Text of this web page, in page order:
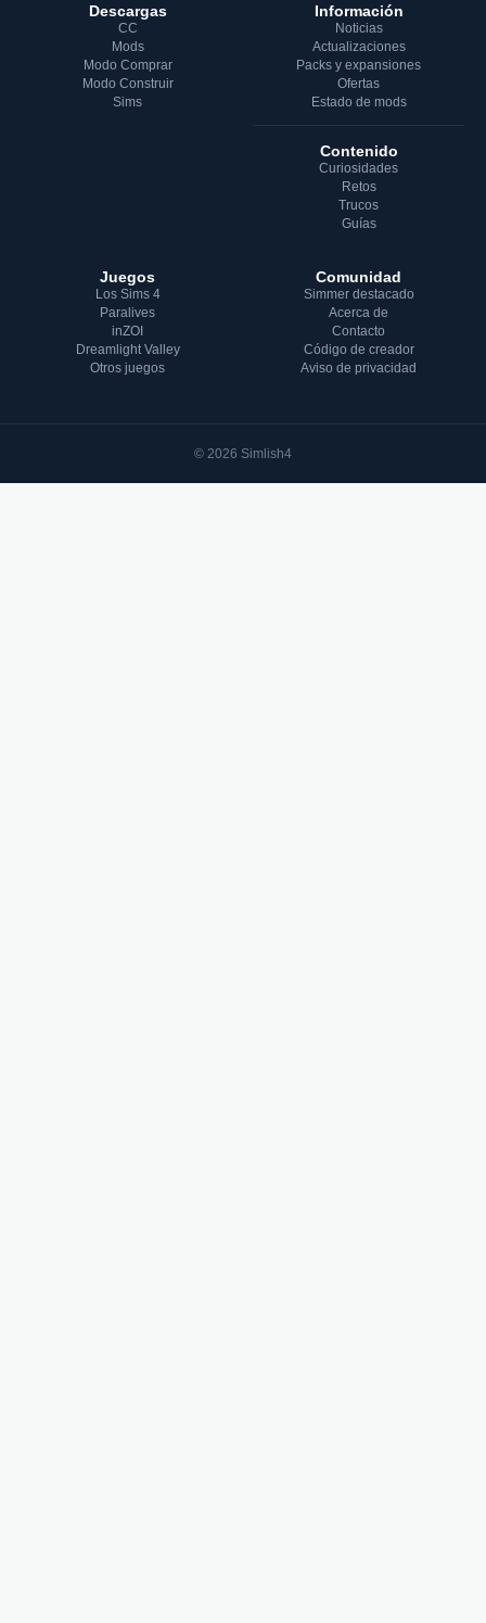
Descargas
CC
Mods
Modo Comprar
Modo Construir
Sims
Información
Noticias
Actualizaciones
Packs y expansiones
Ofertas
Estado de mods
Contenido
Curiosidades
Retos
Trucos
Guías
Juegos
Los Sims 4
Paralives
inZOI
Dreamlight Valley
Otros juegos
Comunidad
Simmer destacado
Acerca de
Contacto
Código de creador
Aviso de privacidad
© 2026 Simlish4